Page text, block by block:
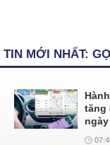
TIN MỚI NHẤT:
tăng